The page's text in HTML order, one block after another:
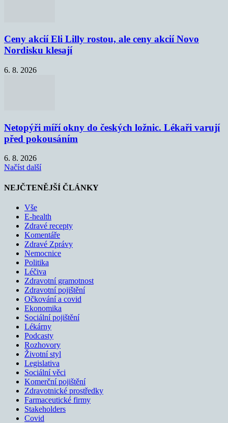
Ceny akcií Eli Lilly rostou, ale ceny akcií Novo
Nordisku klesají
6. 8. 2026
Netopýři míří okny do českých ložnic. Lékaři varují
před pokousáním
6. 8. 2026
Načíst další
NEJČTENĚJŠÍ ČLÁNKY
Vše
E-health
Zdravé recepty
Komentáře
Zdravé Zprávy
Nemocnice
Politika
Léčiva
Zdravotní gramotnost
Zdravotní pojištění
Očkování a covid
Ekonomika
Sociální pojištění
Lékárny
Podcasty
Rozhovory
Životní styl
Legislativa
Sociální věci
Komerční pojištění
Zdravotnické prostředky
Farmaceutické firmy
Stakeholders
Covid